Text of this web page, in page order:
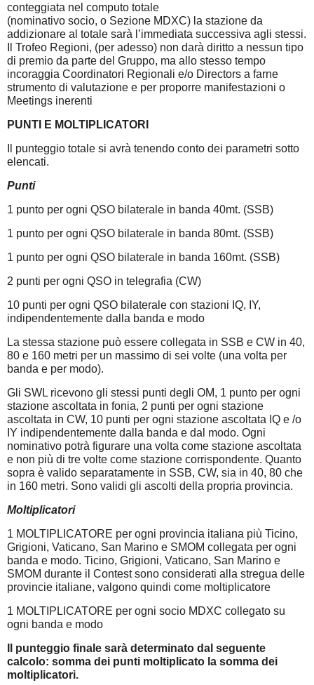
conteggiata nel computo totale
(nominativo socio, o Sezione MDXC) la stazione da
addizionare al totale sarà l’immediata successiva agli stessi.
Il Trofeo Regioni, (per adesso) non darà diritto a nessun tipo
di premio da parte del Gruppo, ma allo stesso tempo
incoraggia Coordinatori Regionali e/o Directors a farne
strumento di valutazione e per proporre manifestazioni o
Meetings inerenti
PUNTI E MOLTIPLICATORI
Il punteggio totale si avrà tenendo conto dei parametri sotto
elencati.
Punti
1 punto per ogni QSO bilaterale in banda 40mt. (SSB)
1 punto per ogni QSO bilaterale in banda 80mt. (SSB)
1 punto per ogni QSO bilaterale in banda 160mt. (SSB)
2 punti per ogni QSO in telegrafia (CW)
10 punti per ogni QSO bilaterale con stazioni IQ, IY,
indipendentemente dalla banda e modo
La stessa stazione può essere collegata in SSB e CW in 40,
80 e 160 metri per un massimo di sei volte (una volta per
banda e per modo).
Gli SWL ricevono gli stessi punti degli OM, 1 punto per ogni
stazione ascoltata in fonia, 2 punti per ogni stazione
ascoltata in CW, 10 punti per ogni stazione ascoltata IQ e /o
IY indipendentemente dalla banda e dal modo. Ogni
nominativo potrà figurare una volta come stazione ascoltata
e non più di tre volte come stazione corrispondente. Quanto
sopra è valido separatamente in SSB, CW, sia in 40, 80 che
in 160 metri. Sono validi gli ascolti della propria provincia.
Moltiplicatori
1 MOLTIPLICATORE per ogni provincia italiana più Ticino,
Grigioni, Vaticano, San Marino e SMOM collegata per ogni
banda e modo. Ticino, Grigioni, Vaticano, San Marino e
SMOM durante il Contest sono considerati alla stregua delle
provincie italiane, valgono quindi come moltiplicatore
1 MOLTIPLICATORE per ogni socio MDXC collegato su
ogni banda e modo
Il punteggio finale sarà determinato dal seguente
calcolo: somma dei punti moltiplicato la somma dei
moltiplicatori.